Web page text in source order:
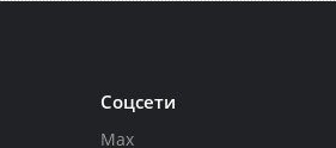
Соцсети
Max